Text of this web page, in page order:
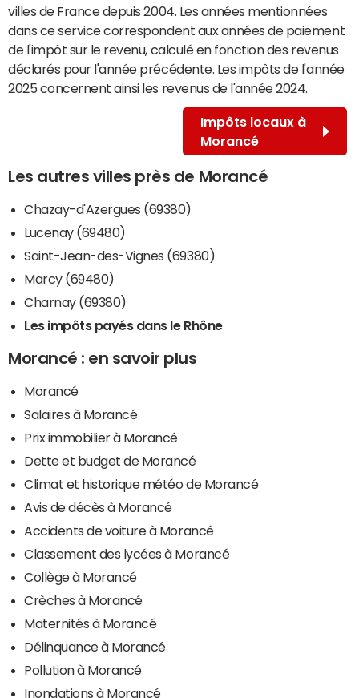
villes de France depuis 2004. Les années mentionnées
dans ce service correspondent aux années de paiement
de l'impôt sur le revenu, calculé en fonction des revenus
déclarés pour l'année précédente. Les impôts de l'année
2025 concernent ainsi les revenus de l'année 2024.
Impôts locaux à
Morancé
Les autres villes près de Morancé
Chazay-d'Azergues (69380)
Lucenay (69480)
Saint-Jean-des-Vignes (69380)
Marcy (69480)
Charnay (69380)
Les impôts payés dans le Rhône
Morancé : en savoir plus
Morancé
Salaires à Morancé
Prix immobilier à Morancé
Dette et budget de Morancé
Climat et historique météo de Morancé
Avis de décès à Morancé
Accidents de voiture à Morancé
Classement des lycées à Morancé
Collège à Morancé
Crèches à Morancé
Maternités à Morancé
Délinquance à Morancé
Pollution à Morancé
Inondations à Morancé